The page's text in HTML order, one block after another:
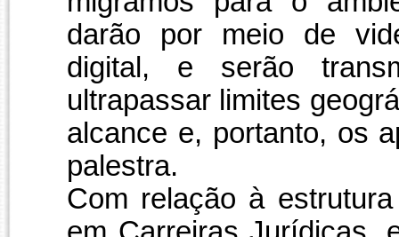
darão por meio de
digital, e serão
ultrapassar limites
alcance e, portanto, os
palestra.
Com relação à